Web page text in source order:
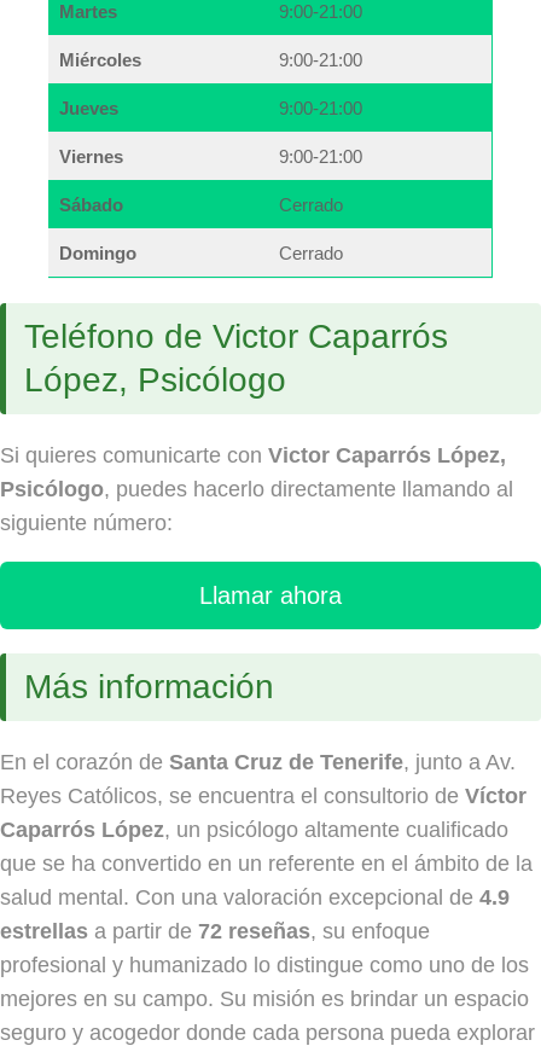
Martes 9:00-21:00
Miércoles 9:00-21:00
Jueves 9:00-21:00
Viernes 9:00-21:00
Sábado Cerrado
Domingo Cerrado
Teléfono de Victor Caparrós
López, Psicólogo
Si quieres comunicarte con Victor Caparrós López,
Psicólogo, puedes hacerlo directamente llamando al
siguiente número:
Llamar ahora
Más información
En el corazón de Santa Cruz de Tenerife, junto a Av.
Reyes Católicos, se encuentra el consultorio de Víctor
Caparrós López, un psicólogo altamente cualificado
que se ha convertido en un referente en el ámbito de la
salud mental. Con una valoración excepcional de 4.9
estrellas a partir de 72 reseñas, su enfoque
profesional y humanizado lo distingue como uno de los
mejores en su campo. Su misión es brindar un espacio
seguro y acogedor donde cada persona pueda explorar